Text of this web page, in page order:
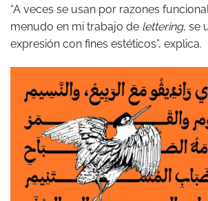
“A veces se usan por razones
menudo en mi trabajo de lettering, se
expresión con fines estéticos”, explica.